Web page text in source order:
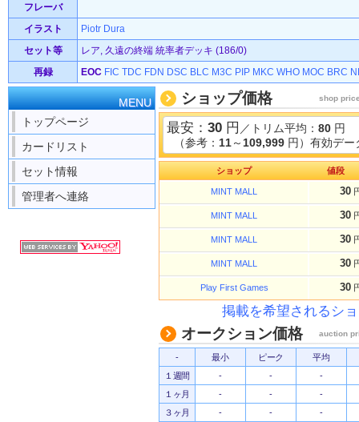
フレーバ
イラスト
Piotr Dura
セット等
レア, 久遠の終端 統率者デッキ (186/0)
再録
EOC FIC TDC FDN DSC BLC M3C PIP MKC WHO MOC BRC
MENU
トップページ
カードリスト
セット情報
管理者へ連絡
ショップ価格 shop
最安： 30 円 ／トリム平均： 80 円
（参考： 11～ 109,999 円）有効デ
ショップ 値段
MINT MALL 30
MINT MALL 30
MINT MALL 30
MINT MALL 30
Play First Games 30
掲載を希望されるシ
オークション価格 auction
- 最小 ピーク
平均
１週間
- -
-
１ヶ月
- -
-
３ヶ月
- - -